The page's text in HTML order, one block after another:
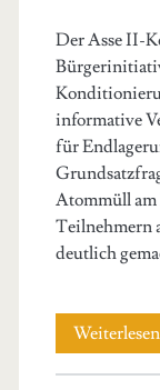
Der Asse II-
informative
für
Atommüll
Teilnehmern
deutlich
Weiterlesen